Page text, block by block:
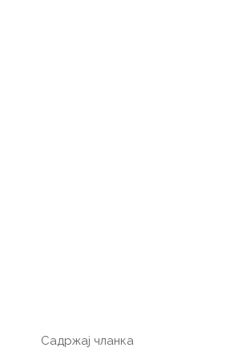
Садржај чланка